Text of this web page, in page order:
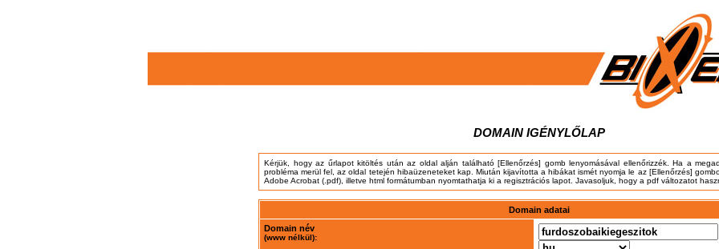
DOMAIN IGÉNYLŐLAP
Kérjük, hogy az űrlapot kitöltés után az oldal alján található [Ellenőrzés] gomb lenyomásával ellenőrizzék. Ha a
probléma merül fel, az oldal tetején hibaüzeneteket kap. Miután kijavította a hibákat ismét nyomja le az [Ellenőrzés]
Adobe Acrobat (.pdf), illetve html formátumban nyomtathatja ki a regisztrációs lapot. Javasoljuk, hogy a pdf változatot
Domain adatai
Domain név
(www nélkül):